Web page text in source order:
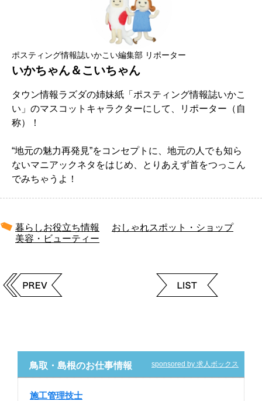
ポスティング情報誌いかこい編集部 リポーター
いかちゃん＆こいちゃん
タウン情報ラズダの姉妹紙「ポスティング情報誌いかこ
い」のマスコットキャラクターにして、リポーター（自
称）！
“地元の魅力再発見”をコンセプトに、地元の人でも知ら
ないマニアックネタをはじめ、とりあえず首をつっこん
でみちゃうよ！
暮らしお役立ち情報
おしゃれスポット・ショップ
美容・ビューティー
鳥取・島根のお仕事情報 sponsored by 求人ボックス
施工管理技士